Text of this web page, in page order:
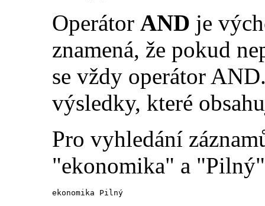
Operátor AND je
znamená, že pokud
se vždy operátor
výsledky, které
Pro vyhledání
"ekonomika" a
ekonomika Pilný